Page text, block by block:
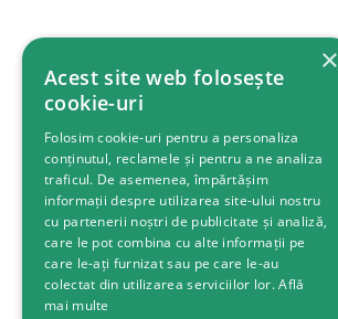
×
Acest site web folosește
cookie-uri
Folosim cookie-uri pentru a personaliza
conținutul, reclamele și pentru a ne analiza
traficul. De asemenea, împărtășim
informații despre utilizarea site-ului nostru
cu partenerii noștri de publicitate și analiză,
care le pot combina cu alte informații pe
care le-ați furnizat sau pe care le-au
colectat din utilizarea serviciilor lor.Află
mai multe